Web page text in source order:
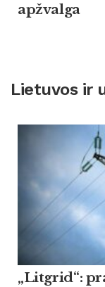
apžvalga
Lietuvos ir
„Litgrid“: